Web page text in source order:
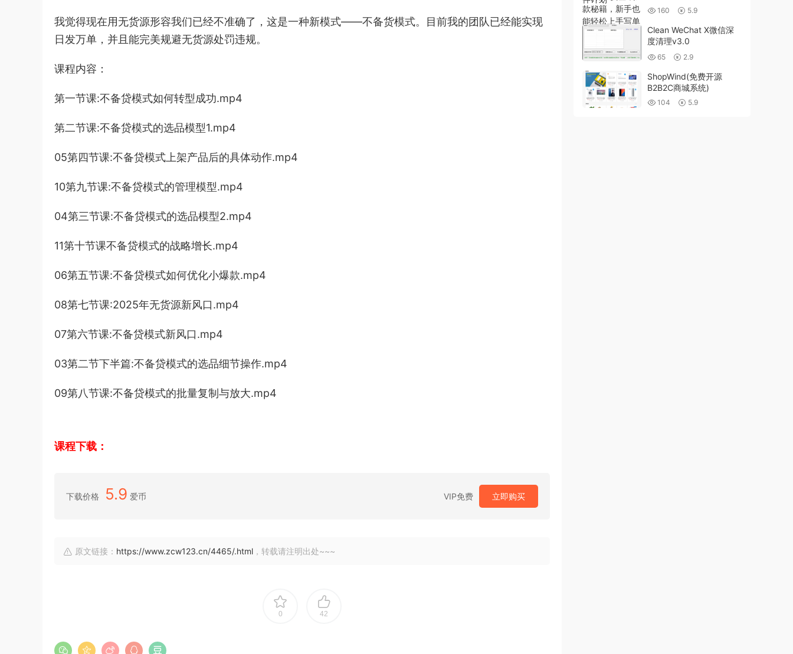
我觉得现在用无货源形容我们已经不准确了，这是一种新模式——不备货模式。目前我的团队已经能实现
日发万单，并且能完美规避无货源处罚违规。
课程内容：
第一节课:不备贷模式如何转型成功.mp4
第二节课:不备贷模式的选品模型1.mp4
05第四节课:不备贷模式上架产品后的具体动作.mp4
10第九节课:不备贷模式的管理模型.mp4
04第三节课:不备贷模式的选品模型2.mp4
11第十节课不备贷模式的战略增长.mp4
06第五节课:不备贷模式如何优化小爆款.mp4
08第七节课:2025年无货源新风口.mp4
07第六节课:不备贷模式新风口.mp4
03第二节下半篇:不备贷模式的选品细节操作.mp4
09第八节课:不备贷模式的批量复制与放大.mp4
课程下载：
下载价格 5.9 爱币 VIP免费 立即购买
原文链接： https://www.zcw123.cn/4465/.html ，转载请注明出处~~~
0 42
松上手写单篇10万+
160 5.9
Clean WeChat X微信深
度清理v3.0
65 2.9
ShopWind(免费开源
B2B2C商城系统)
104 5.9